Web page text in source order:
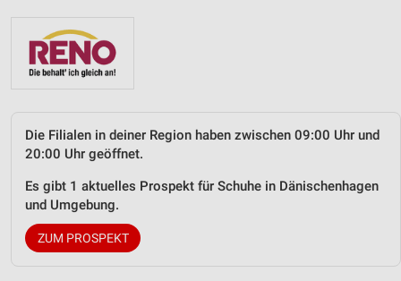
Die Filialen in deiner Region haben zwischen 09:00 Uhr und
20:00 Uhr geöffnet.
Es gibt 1 aktuelles Prospekt für Schuhe in Dänischenhagen
und Umgebung.
ZUM PROSPEKT